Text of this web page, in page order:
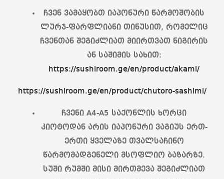
ჩვენ ვამაყობთ იაპონური წარმოშობის
ლურჯ-ფარფლიანი თინუსით, რომელიც
ჩვენთან შეგიძლიათ მიირთვათ ნიგირის
ან საშიმის სახით:
https://sushiroom.ge/en/product/akami/
https://sushiroom.ge/en/product/chutoro-sashimi/
ჩვენი A4-A5 საქონლის ხორცი
კიოტოდან არის იაპონური ვაგიუს ერთ-
ერთი ყველაზე თვალსაჩინო
წარმომადგენელი მსოფლიო ბაზარზე.
სუში რუმში მისი მირთმევა შეგიძლიათ